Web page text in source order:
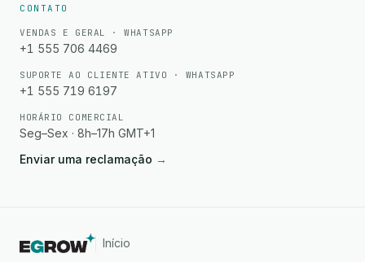
CONTATO
VENDAS E GERAL · WHATSAPP
+1 555 706 4469
SUPORTE AO CLIENTE ATIVO · WHATSAPP
+1 555 719 6197
HORÁRIO COMERCIAL
Seg–Sex · 8h–17h GMT+1
Enviar uma reclamação →
Início